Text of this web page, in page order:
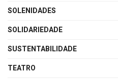
SOLENIDADES
SOLIDARIEDADE
SUSTENTABILIDADE
TEATRO